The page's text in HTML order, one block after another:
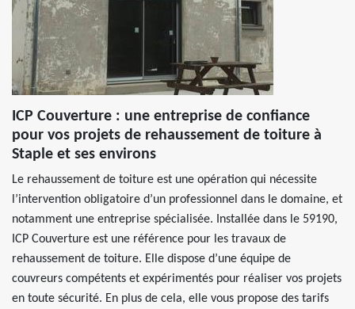
ICP Couverture : une entreprise de confiance
pour vos projets de rehaussement de toiture à
Staple et ses environs
Le rehaussement de toiture est une opération qui nécessite
l’intervention obligatoire d’un professionnel dans le domaine, et
notamment une entreprise spécialisée. Installée dans le 59190,
ICP Couverture est une référence pour les travaux de
rehaussement de toiture. Elle dispose d’une équipe de
couvreurs compétents et expérimentés pour réaliser vos projets
en toute sécurité. En plus de cela, elle vous propose des tarifs